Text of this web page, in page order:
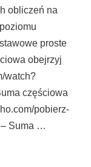
obliczeń na
proste
obejrzyj
watch?
częściowa
pobierz-
– Suma …